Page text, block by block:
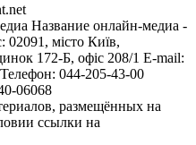
Название онлайн-медиа -
02091, місто Київ,
172-Б, офіс 208/1 E-mail:
Телефон: 044-205-43-00
06068
размещённых на
ссылки на